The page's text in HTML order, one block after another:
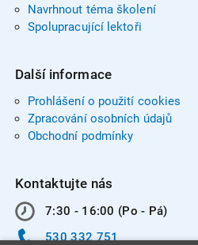
Navrhnout téma školení
Spolupracující lektoři
Další informace
Prohlášení o použití cookies
Zpracování osobních údajů
Obchodní podmínky
Kontaktujte nás
7:30 - 16:00 (Po - Pá)
530 332 751